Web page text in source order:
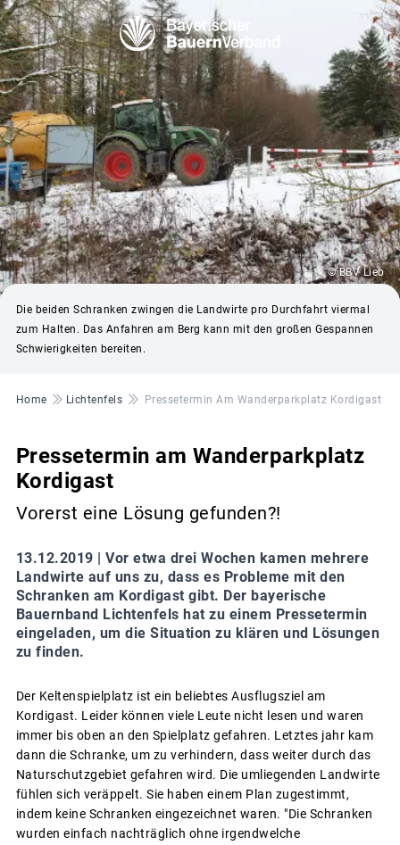
© BBV Lieb
Die beiden Schranken zwingen die Landwirte pro Durchfahrt viermal
zum Halten. Das Anfahren am Berg kann mit den großen Gespannen
Schwierigkeiten bereiten.
Pfadnavigation
Home Lichtenfels Pressetermin Am Wanderparkplatz Kordigast
Pressetermin am Wanderparkplatz
Kordigast
Vorerst eine Lösung gefunden?!
13.12.2019 | Vor etwa drei Wochen kamen mehrere
Landwirte auf uns zu, dass es Probleme mit den
Schranken am Kordigast gibt. Der bayerische
Bauernband Lichtenfels hat zu einem Pressetermin
eingeladen, um die Situation zu klären und Lösungen
zu finden.
Der Keltenspielplatz ist ein beliebtes Ausflugsziel am
Kordigast. Leider können viele Leute nicht lesen und waren
immer bis oben an den Spielplatz gefahren. Letztes jahr kam
dann die Schranke, um zu verhindern, dass weiter durch das
Naturschutzgebiet gefahren wird. Die umliegenden Landwirte
fühlen sich veräppelt. Sie haben einem Plan zugestimmt,
indem keine Schranken eingezeichnet waren. "Die Schranken
wurden einfach nachträglich ohne irgendwelche